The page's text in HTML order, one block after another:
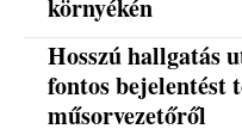
környékén
Hosszú hallgatás
fontos
műsorvezetőről